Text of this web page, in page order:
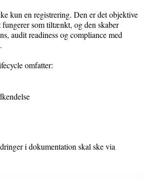
kun en registrering. Den er detobjektive
fungerer som tiltænkt, og den skaber
auditreadinessogcompliance med
.
omfatter:
i dokumentation skal ske via